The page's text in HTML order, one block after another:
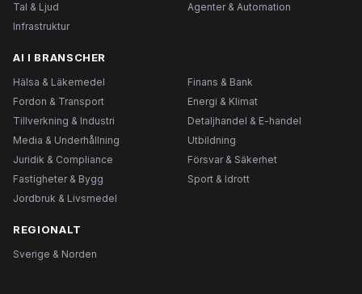
Tal & Ljud
Agenter & Automation
Infrastruktur
AI I BRANSCHER
Hälsa & Läkemedel
Finans & Bank
Fordon & Transport
Energi & Klimat
Tillverkning & Industri
Detaljhandel & E-handel
Media & Underhållning
Utbildning
Juridik & Compliance
Försvar & Säkerhet
Fastigheter & Bygg
Sport & Idrott
Jordbruk & Livsmedel
REGIONALT
Sverige & Norden